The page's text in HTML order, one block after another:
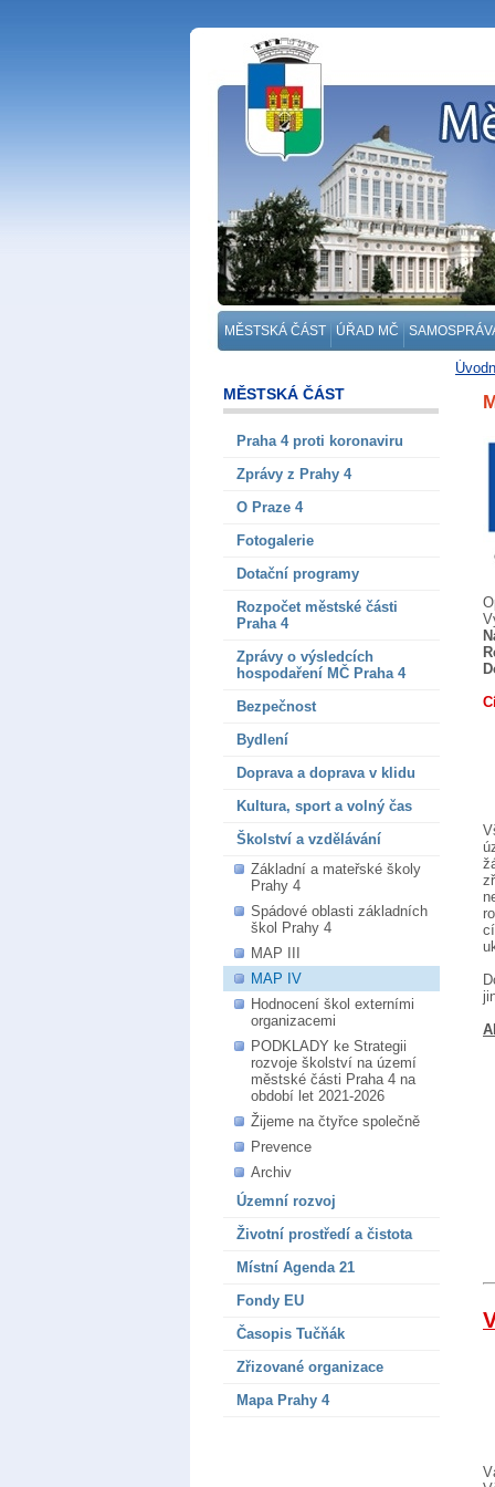
MĚSTSKÁ ČÁST ÚŘAD MČ
MĚSTSKÁ ČÁST
Praha 4 proti koronaviru
Zprávy z Prahy 4
O Praze 4
Fotogalerie
Dotační programy
Rozpočet městské části
Praha 4
Zprávy o výsledcích
hospodaření MČ Praha 4
Bezpečnost
Bydlení
Doprava a doprava v klidu
Kultura, sport a volný čas
Školství a vzdělávání
Základní a mateřské školy
Prahy 4
Spádové oblasti základních
škol Prahy 4
MAP III
MAP IV
Hodnocení škol externími
organizacemi
PODKLADY ke Strategii
rozvoje školství na území
městské části Praha 4 na
období let 2021-2026
Žijeme na čtyřce společně
Prevence
Archiv
Územní rozvoj
Životní prostředí a čistota
Místní Agenda 21
Fondy EU
Časopis Tučňák
Zřizované organizace
Mapa Prahy 4